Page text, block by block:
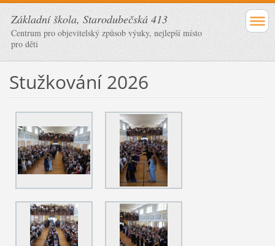
Základní škola, Starodubečská 413
Centrum pro objevitelský způsob výuky, nejlepší místo
pro děti
Stužkování 2026